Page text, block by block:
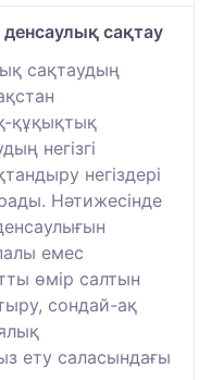
сақтау
сақтаудың
құқықтық
негізгі
негіздері
Нәтижесінде
емес
өмір салтын
сондай-ақ
ету саласындағы